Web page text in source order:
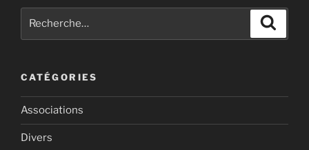
CATÉGORIES
Associations
Divers